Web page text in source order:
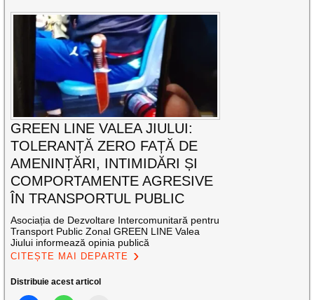
GREEN LINE VALEA JIULUI:
TOLERANȚĂ ZERO FAȚĂ DE
AMENINȚĂRI, INTIMIDĂRI ȘI
COMPORTAMENTE AGRESIVE
ÎN TRANSPORTUL PUBLIC
Asociația de Dezvoltare Intercomunitară pentru
Transport Public Zonal GREEN LINE Valea
Jiului informează opinia publică
CITEȘTE MAI DEPARTE
Distribuie acest articol